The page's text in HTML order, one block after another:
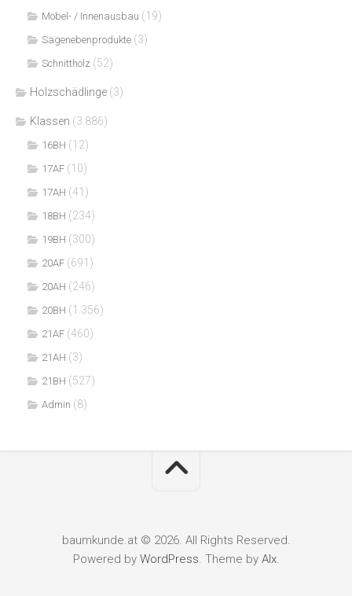
Möbel- / Innenausbau (19)
Sägenebenprodukte (3)
Schnittholz (52)
Holzschädlinge (3)
Klassen (3.886)
16BH (12)
17AF (10)
17AH (41)
18BH (234)
19BH (300)
20AF (691)
20AH (246)
20BH (1.356)
21AF (460)
21AH (3)
21BH (527)
Admin (8)
baumkunde.at © 2026. All Rights Reserved.
Powered by WordPress. Theme by Alx.